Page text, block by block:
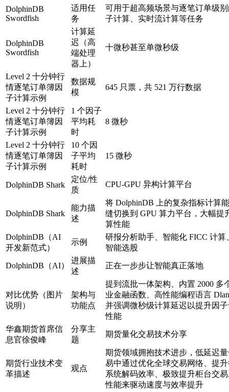
DolphinDB
Swordfish
适用任
务
可用于超高频场景与逐笔订单级
子计算、实时流计算等任务
DolphinDB
Swordfish
计算延
迟（高
端处理
器上）
十微秒甚至单微秒级
Level 2 十分钟行
情逐笔订单簿因
子计算示例
数据规
模
645 只票，共 521 万行数据
Level 2 十分钟行
情逐笔订单簿因
子计算示例
1 个因子
平均耗
时
8 微秒
Level 2 十分钟行
情逐笔订单簿因
子计算示例
10 个因
子平均
耗时
15 微秒
DolphinDB Shark
定位/性
质
CPU-GPU 异构计算平台
DolphinDB Shark
能力描
述
将 DolphinDB 上的复杂指标计算
缝切换到 GPU 算力平台，大幅提
算性能
DolphinDB（AI
开发新范式）
示例
研报分析助手、智能化 FICC 计算
智能选股
DolphinDB（AI）
进展描
述
正在一步步让智能真正落地
对比优势（图片
说明）
架构与
功能点
提到流批一体架构、内置 2000 多
业金融函数、高性能编程语言
并强调微秒级计算延迟以提升因
性能
华鑫期货首席信
息官徐俊峰
分享主
题
期货量化交易技术分享
期货行业技术变
革描述
观点
期货领域拥抱技术进步，低延迟
易中通过优化全球交易网络、提
系统解码效率、极致提升柜台交
性能来驱动速度与效率提升